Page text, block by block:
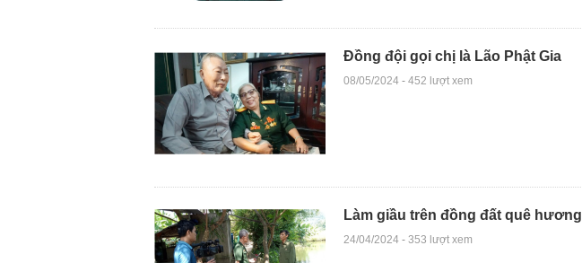
Đồng đội gọi chị là Lão Phật Gia
08/05/2024 - 452 lượt xem
Làm giầu trên đồng đất quê hương
24/04/2024 - 353 lượt xem